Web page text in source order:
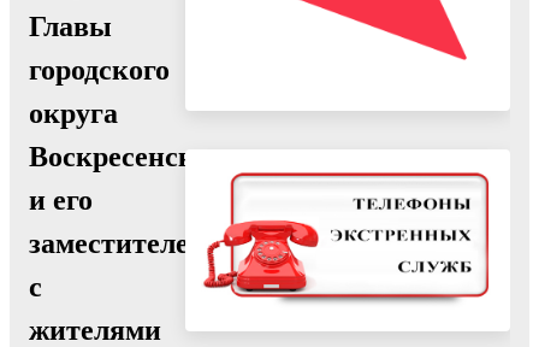
Главы
городского
округа
Воскресенск
и его
заместителей
с
жителями